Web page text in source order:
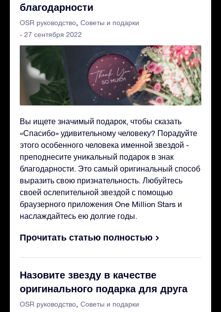
благодарности
OSR руководство Советы и подарки
- 27 сентября 2022
Вы ищете значимый подарок, чтобы сказать
«Спасибо» удивительному человеку? Порадуйте
этого особенного человека именной звездой -
преподнесите уникальный подарок в знак
благодарности. Это самый оригинальный способ
выразить свою признательность. Любуйтесь
своей ослепительной звездой с помощью
браузерного приложения One Million Stars и
наслаждайтесь ею долгие годы.
Прочитать статью полностью
Назовите звезду в качестве
оригинального подарка для друга
OSR руководство Советы и подарки